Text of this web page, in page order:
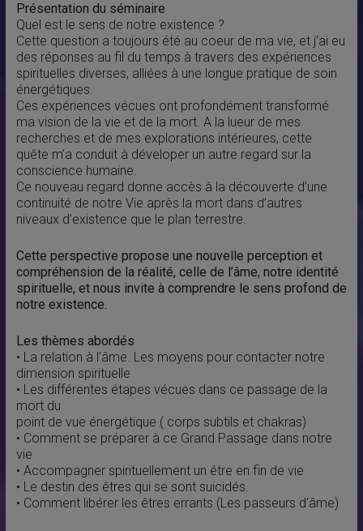
Présentation du séminaire
Quel est le sens de notre existence ?
Cette question a toujours été au coeur de ma vie, et j’ai eu
des réponses au fil du temps à travers des expériences
spirituelles diverses, alliées à une longue pratique de soin
énergétiques.
Ces expériences vécues ont profondément transformé
ma vision de la vie et de la mort. A la lueur de mes
recherches et de mes explorations intérieures, cette
quête m’a conduit à déveloper un autre regard sur la
conscience humaine.
Ce nouveau regard donne accès à la découverte d’une
continuité de notre Vie après la mort dans d’autres
niveaux d’existence que le plan terrestre.
Cette perspective propose une nouvelle perception et
compréhension de la réalité, celle de l’âme, notre identité
spirituelle, et nous invite à comprendre le sens profond de
notre existence.
Les thèmes abordés
• La relation à l’âme. Les moyens pour contacter notre
dimension spirituelle
• Les différentes étapes vécues dans ce passage de la
mort du
point de vue énergétique ( corps subtils et chakras)
• Comment se préparer à ce Grand Passage dans notre
vie
• Accompagner spirituellement un être en fin de vie
• Le destin des êtres qui se sont suicidés.
• Comment libérer les êtres errants (Les passeurs d’âme)